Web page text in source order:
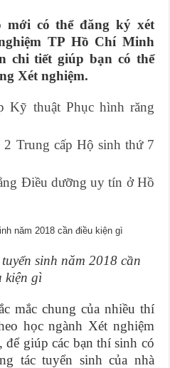
mới có thể đăng ký xét
TP Hồ Chí Minh
chi tiết giúp bạn có thể
Xét nghiệm.
Kỹ thuật Phục hình răng
Trung cấp Hộ sinh thứ 7
Điều dưỡng uy tín ở Hồ
sinh năm 2018 cần
kiện gì
mắc chung của nhiều thí
học ngành Xét nghiệm
để giúp các bạn thí sinh có
tác tuyển sinh của nhà